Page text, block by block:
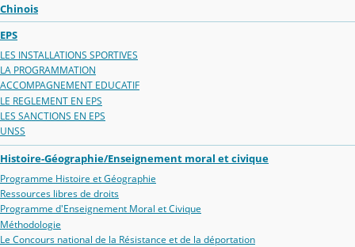
Chinois
EPS
LES INSTALLATIONS SPORTIVES
LA PROGRAMMATION
ACCOMPAGNEMENT EDUCATIF
LE REGLEMENT EN EPS
LES SANCTIONS EN EPS
UNSS
Histoire-Géographie/Enseignement moral et civique
Programme Histoire et Géographie
Ressources libres de droits
Programme d'Enseignement Moral et Civique
Méthodologie
Le Concours national de la Résistance et de la déportation